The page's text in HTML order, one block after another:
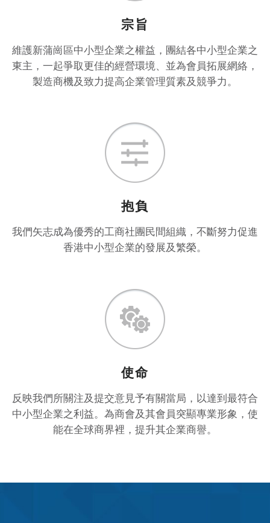
宗旨
維護新蒲崗區中小型企業之權益，團結各中小型企業之
東主，一起爭取更佳的經營環境、並為會員拓展網絡，
製造商機及致力提高企業管理質素及競爭力。
抱負
我們矢志成為優秀的工商社團民間組織，不斷努力促進
香港中小型企業的發展及繁榮。
使命
反映我們所關注及提交意見予有關當局，以達到最符合
中小型企業之利益。為商會及其會員突顯專業形象，使
能在全球商界裡，提升其企業商譽。